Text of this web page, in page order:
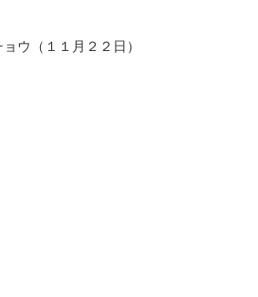
ウ（１１月２２日）